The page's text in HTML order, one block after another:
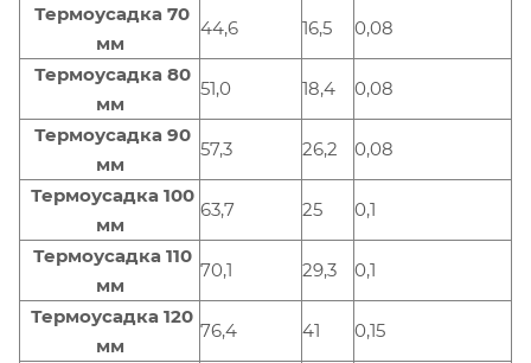
Термоусадка 70
мм
44,6 16,5 0,08
Термоусадка 80
мм
51,0 18,4 0,08
Термоусадка 90
мм
57,3 26,2 0,08
Термоусадка 100
мм
63,7 25 0,1
Термоусадка 110
мм
70,1 29,3 0,1
Термоусадка 120
мм
76,4 41 0,15